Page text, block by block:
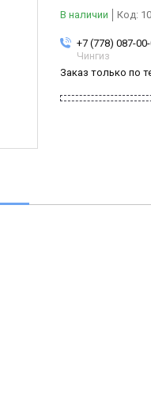
В наличии Код:
+7 (778) 087-
Чингиз
Заказ только по